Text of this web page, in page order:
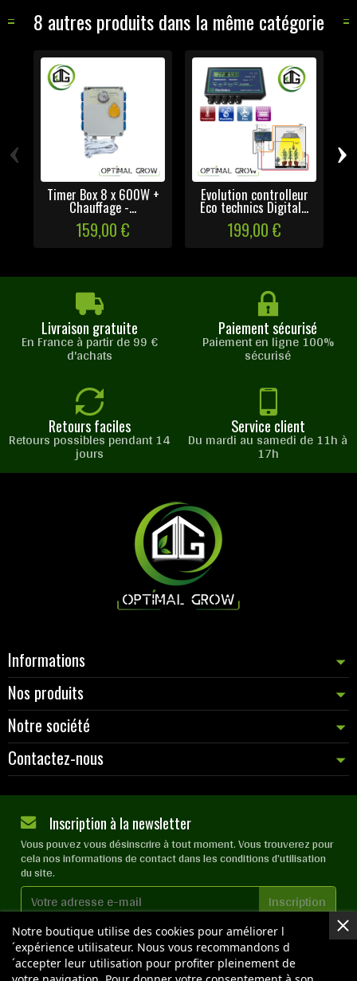
8 autres produits dans la même catégorie
Timer Box 8 x 600W +
Chauffage -...
159,00 €
Evolution controlleur
Eco technics Digital...
199,00 €
‹ ›
Livraison gratuite
En France à partir de 99 €
d'achats
Paiement sécurisé
Paiement en ligne 100%
sécurisé
Retours faciles
Retours possibles pendant 14
jours
Service client
Du mardi au samedi de 11h à
17h
Informations
Nos produits
Notre société
Contactez-nous
Notre boutique utilise des cookies pour améliorer l
´expérience utilisateur. Nous vous recommandons d
´accepter leur utilisation pour profiter pleinement de
Inscription à la newsletter
Vous pouvez vous désinscrire à tout moment. Vous trouverez pour
cela nos informations de contact dans les conditions d'utilisation
du site.
J'accepte lesconditions généraleset lapolitique de
confidentialité